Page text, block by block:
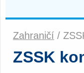
Zahraničí /
ZSSK